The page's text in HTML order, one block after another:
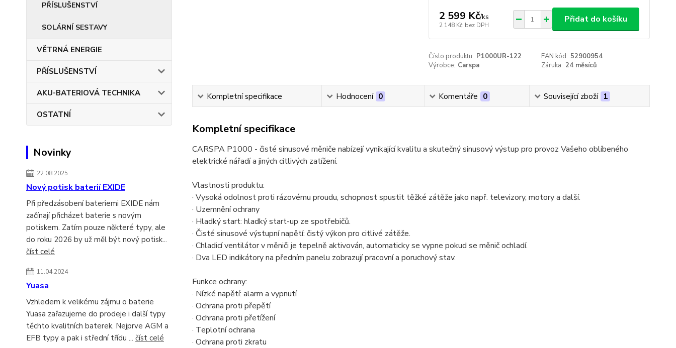
PŘÍSLUŠENSTVÍ
SOLÁRNÍ SESTAVY
VĚTRNÁ ENERGIE
PŘÍSLUŠENSTVÍ
AKU-BATERIOVÁ TECHNIKA
OSTATNÍ
Novinky
22.08.2025
Nový potisk baterií EXIDE
Při předzásobení bateriemi EXIDE nám
začínají přicházet baterie s novým
potiskem. Zatím pouze některé typy, ale
do roku 2026 by už měl být nový potisk...
číst celé
11.04.2024
Yuasa
Vzhledem k velikému zájmu o baterie
Yuasa zařazujeme do prodeje i další typy
těchto kvalitních baterek. Nejprve AGM a
EFB typy a pak i střední třídu ... číst celé
2 599 Kč/ks
2 148 Kč bez DPH
Přidat do košíku
Číslo produktu: P1000UR-122 EAN kód: 52900954
Výrobce: Carspa Záruka: 24 měsíců
Kompletní specifikace Hodnocení 0 Komentáře 0 Související zboží 1
Kompletní specifikace
CARSPA P1000 - čisté sinusové měniče nabízejí vynikající kvalitu a skutečný sinusový výstup pro provoz Vašeho oblíbeného
elektrické nářadí a jiných citlivých zatížení.
Vlastnosti produktu:
· Vysoká odolnost proti rázovému proudu, schopnost spustit těžké zátěže jako např. televizory, motory a další.
· Uzemnění ochrany
· Hladký start: hladký start-up ze spotřebičů.
· Čisté sinusové výstupní napětí: čistý výkon pro citlivé zátěže.
· Chladicí ventilátor v měniči je tepelně aktivován, automaticky se vypne pokud se měnič ochladí.
· Dva LED indikátory na předním panelu zobrazují pracovní a poruchový stav.
Funkce ochrany:
· Nízké napětí: alarm a vypnutí
· Ochrana proti přepětí
· Ochrana proti přetížení
· Teplotní ochrana
· Ochrana proti zkratu